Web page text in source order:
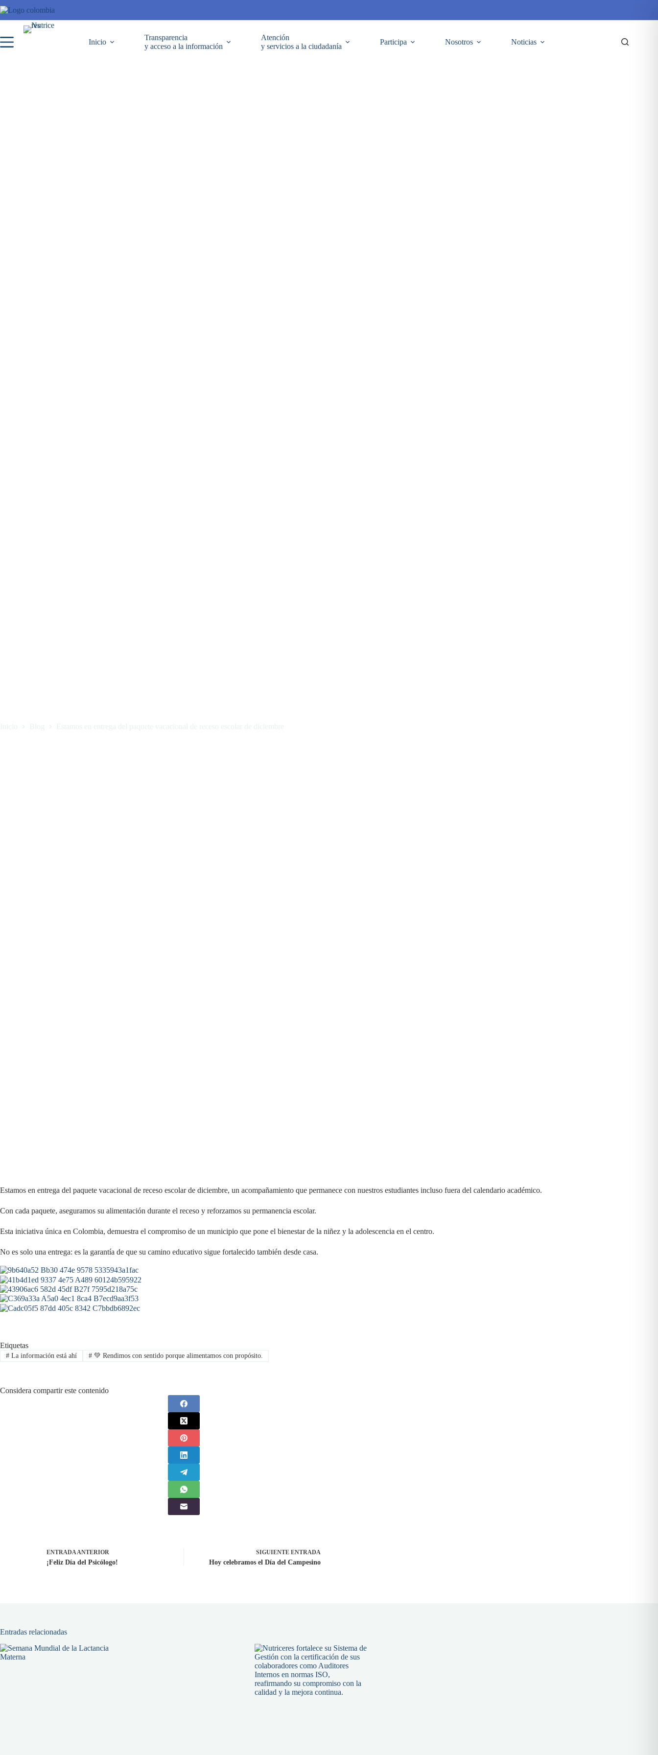
Inicio
Transparencia
y acceso a la información
Atención
y servicios a la ciudadanía
Participa Nosotros Noticias
Inicio Blog
Estamos en entrega del paquete vacacional de receso escolar de diciembre
Estamos en entrega del paquete vacacional de receso escolar de diciembre, un acompañamiento que permanece con nuestros estudiantes incluso fuera del calendario académico.
Con cada paquete, aseguramos su alimentación durante el receso y reforzamos su permanencia escolar.
Esta iniciativa única en Colombia, demuestra el compromiso de un municipio que pone el bienestar de la niñez y la adolescencia en el centro.
No es solo una entrega: es la garantía de que su camino educativo sigue fortalecido también desde casa.
Etiquetas
#La información está ahí #💚 Rendimos con sentido porque alimentamos con propósito.
Considera compartir este contenido
ENTRADA ANTERIOR
¡Feliz Día del Psicólogo!
SIGUIENTE ENTRADA
Hoy celebramos el Día del Campesino
Entradas relacionadas